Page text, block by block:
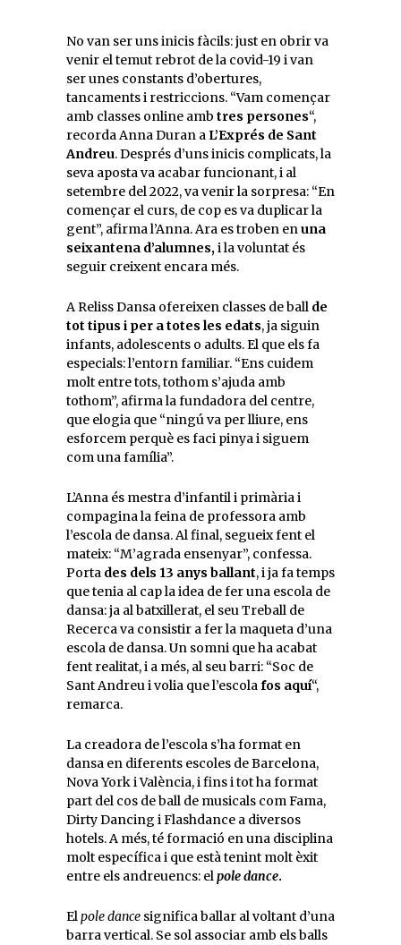
No van ser uns inicis fàcils: just en obrir va
venir el temut rebrot de la covid-19 i van
ser unes constants d’obertures,
tancaments i restriccions. “Vam començar
amb classes online amb tres persones“,
recorda Anna Duran a L’Exprés de Sant
Andreu. Després d’uns inicis complicats, la
seva aposta va acabar funcionant, i al
setembre del 2022, va venir la sorpresa: “En
començar el curs, de cop es va duplicar la
gent”, afirma l’Anna. Ara es troben enuna
seixantena d’alumnes,i la voluntat és
seguir creixent encara més.
A Reliss Dansa ofereixen classes de ball de
tot tipus i per a totes les edats, ja siguin
infants, adolescents o adults. El que els fa
especials: l’entorn familiar. “Ens cuidem
molt entre tots, tothom s’ajuda amb
tothom”, afirma la fundadora del centre,
que elogia que “ningú va per lliure, ens
esforcem perquè es faci pinya i siguem
com una família”.
L’Anna és mestra d’infantil i primària i
compagina la feina de professora amb
l’escola de dansa. Al final, segueix fent el
mateix: “M’agrada ensenyar”, confessa.
Porta des dels 13 anys ballant, i ja fa temps
que tenia al cap la idea de fer una escola de
dansa: ja al batxillerat, el seu Treball de
Recerca va consistir a fer la maqueta d’una
escola de dansa. Un somni que ha acabat
fent realitat, i a més, al seu barri: “Soc de
Sant Andreu i volia que l’escolafos aquí“,
remarca.
La creadora de l’escola s’ha format en
dansa en diferents escoles de Barcelona,
Nova York i València, i fins i tot ha format
part del cos de ball de musicals com Fama,
Dirty Dancing i Flashdance a diversos
hotels. A més, té formació en una disciplina
molt específica i que està tenint molt èxit
entre els andreuencs: elpole dance.
Elpole dance significa ballar al voltant d’una
barra vertical. Se sol associar amb els balls